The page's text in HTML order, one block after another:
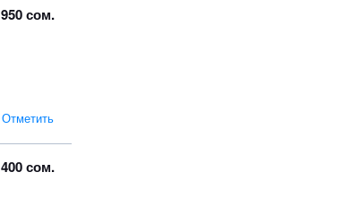
950 сом.
Отметить
400 сом.